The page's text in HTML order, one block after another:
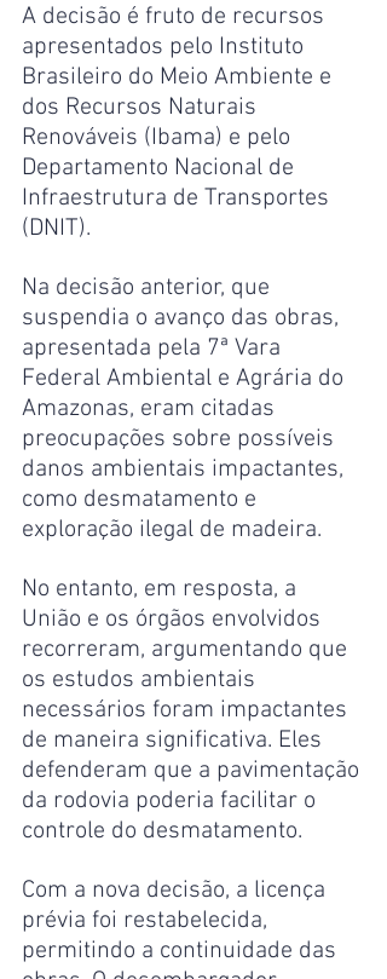
A decisão é fruto de recursos
apresentados pelo Instituto
Brasileiro do Meio Ambiente e
dos Recursos Naturais
Renováveis (Ibama) e pelo
Departamento Nacional de
Infraestrutura de Transportes
(DNIT).
Na decisão anterior, que
suspendia o avanço das obras,
apresentada pela 7ª Vara
Federal Ambiental e Agrária do
Amazonas, eram citadas
preocupações sobre possíveis
danos ambientais impactantes,
como desmatamento e
exploração ilegal de madeira.
No entanto, em resposta, a
União e os órgãos envolvidos
recorreram, argumentando que
os estudos ambientais
necessários foram impactantes
de maneira significativa. Eles
defenderam que a pavimentação
da rodovia poderia facilitar o
controle do desmatamento.
Com a nova decisão, a licença
prévia foi restabelecida,
permitindo a continuidade das